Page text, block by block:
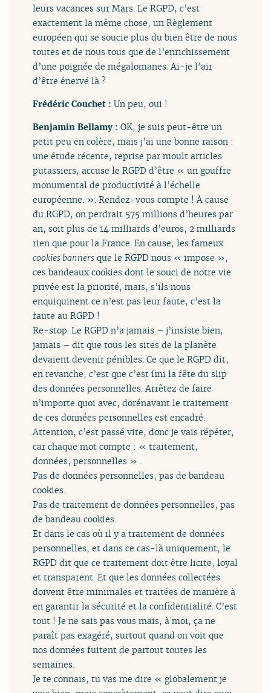
leurs vacances sur Mars. Le RGPD, c’est
exactement la même chose, un Règlement
européen qui se soucie plus du bien être de nous
toutes et de nous tous que de l’enrichissement
d’une poignée de mégalomanes. Ai-je l’air
d’être énervé là ?
Frédéric Couchet :Un peu, oui !
Benjamin Bellamy :OK, je suis peut-être un
petit peu en colère, mais j’ai une bonne raison :
une étude récente, reprise par moult articles
putassiers, accuse le RGPD d’être « un gouffre
monumental de productivité à l’échelle
européenne. ». Rendez-vous compte ! À cause
du RGPD, on perdrait 575 millions d’heures par
an, soit plus de 14 milliards d’euros, 2 milliards
rien que pour la France. En cause, les fameux
cookies banners que le RGPD nous « impose »,
ces bandeaux cookies dont le souci de notre vie
privée est la priorité, mais, s’ils nous
enquiquinent ce n’est pas leur faute, c’est la
faute au RGPD !
Re-stop. Le RGPD n’a jamais – j’insiste bien,
jamais – dit que tous les sites de la planète
devaient devenir pénibles. Ce que le RGPD dit,
en revanche, c’est que c’est fini la fête du slip
des données personnelles. Arrêtez de faire
n’importe quoi avec, dorénavant le traitement
de ces données personnelles est encadré.
Attention, c’est passé vite, donc je vais répéter,
car chaque mot compte : « traitement,
données, personnelles » .
Pas de données personnelles, pas de bandeau
cookies.
Pas de traitement de données personnelles, pas
de bandeau cookies.
Et dans le cas où il y a traitement de données
personnelles, et dans ce cas-là uniquement, le
RGPD dit que ce traitement doit être licite, loyal
et transparent. Et que les données collectées
doivent être minimales et traitées de manière à
en garantir la sécurité et la confidentialité. C’est
tout ! Je ne sais pas vous mais, à moi, ça ne
paraît pas exagéré, surtout quand on voit que
nos données fuitent de partout toutes les
semaines.
Je te connais, tu vas me dire « globalement je